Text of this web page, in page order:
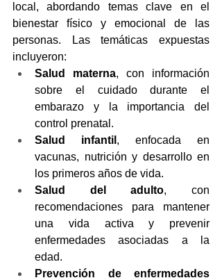
local, abordando temas clave en el
bienestar físico y emocional de las
personas. Las temáticas expuestas
incluyeron:
Salud materna, con información
sobre el cuidado durante el
embarazo y la importancia del
control prenatal.
Salud infantil , enfocada en
vacunas, nutrición y desarrollo en
los primeros años de vida.
Salud del adulto, con
recomendaciones para mantener
una vida activa y prevenir
enfermedades asociadas a la
edad.
Prevención de enfermedades